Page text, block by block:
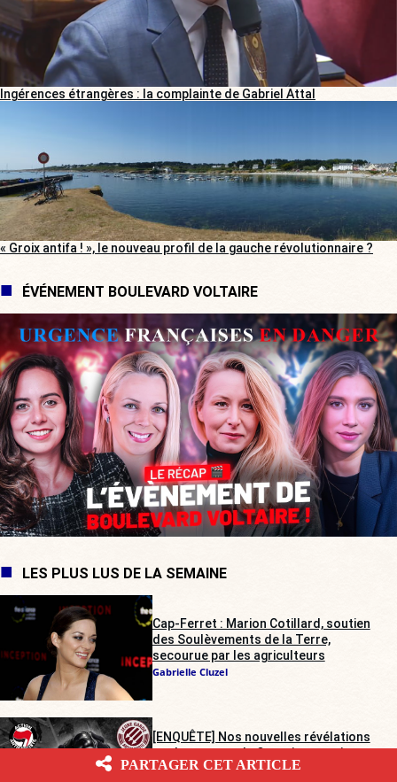
Ingérences étrangères : la complainte de Gabriel Attal
« Groix antifa ! », le nouveau profil de la gauche révolutionnaire ?
ÉVÉNEMENT BOULEVARD VOLTAIRE
LES PLUS LUS DE LA SEMAINE
Cap-Ferret : Marion Cotillard, soutien
des Soulèvements de la Terre,
secourue par les agriculteurs
Gabrielle Cluzel
[ENQUÊTE] Nos nouvelles révélations
sur le meurtre de Quentin commis par
des antifas
PARTAGER CET ARTICLE